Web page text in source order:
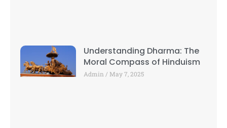
Understanding Dharma: The
Moral Compass of Hinduism
Admin May 7, 2025